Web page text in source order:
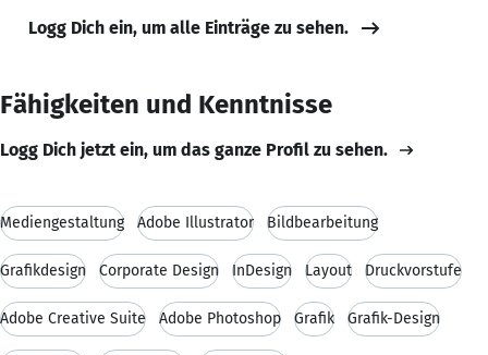
Logg Dich ein, um alle Einträge zu sehen.
Fähigkeiten und Kenntnisse
Logg Dich jetzt ein, um das ganze Profil zu sehen.
Mediengestaltung Adobe Illustrator Bildbearbeitung
Grafikdesign Corporate Design InDesign Layout Druckvorstufe
Adobe Creative Suite Adobe Photoshop Grafik Grafik-Design